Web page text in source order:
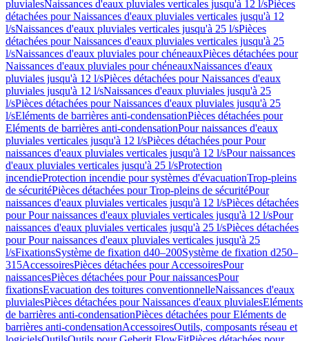
pluvialesNaissances d'eaux pluviales verticales jusqu'à 12 l/sPièces
détachées pour Naissances d'eaux pluviales verticales jusqu'à 12
l/sNaissances d'eaux pluviales verticales jusqu'à 25 l/sPièces
détachées pour Naissances d'eaux pluviales verticales jusqu'à 25
l/sNaissances d'eaux pluviales pour chéneauxPièces détachées pour
Naissances d'eaux pluviales pour chéneauxNaissances d'eaux
pluviales jusqu'à 12 l/sPièces détachées pour Naissances d'eaux
pluviales jusqu'à 12 l/sNaissances d'eaux pluviales jusqu'à 25
l/sPièces détachées pour Naissances d'eaux pluviales jusqu'à 25
l/sEléments de barrières anti-condensationPièces détachées pour
Eléments de barrières anti-condensationPour naissances d'eaux
pluviales verticales jusqu'à 12 l/sPièces détachées pour Pour
naissances d'eaux pluviales verticales jusqu'à 12 l/sPour naissances
d'eaux pluviales verticales jusqu'à 25 l/sProtection
incendieProtection incendie pour systèmes d'évacuationTrop-pleins
de sécuritéPièces détachées pour Trop-pleins de sécuritéPour
naissances d'eaux pluviales verticales jusqu'à 12 l/sPièces détachées
pour Pour naissances d'eaux pluviales verticales jusqu'à 12 l/sPour
naissances d'eaux pluviales verticales jusqu'à 25 l/sPièces détachées
pour Pour naissances d'eaux pluviales verticales jusqu'à 25
l/sFixationsSystème de fixation d40–200Système de fixation d250–
315AccessoiresPièces détachées pour AccessoiresPour
naissancesPièces détachées pour Pour naissancesPour
fixationsEvacuation des toitures conventionnelleNaissances d'eaux
pluvialesPièces détachées pour Naissances d'eaux pluvialesEléments
de barrières anti-condensationPièces détachées pour Eléments de
barrières anti-condensationAccessoiresOutils, composants réseau et